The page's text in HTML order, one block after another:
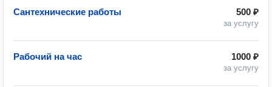
500 ₽
за услугу
Сантехнические работы
1000 ₽
за услугу
Рабочий на час